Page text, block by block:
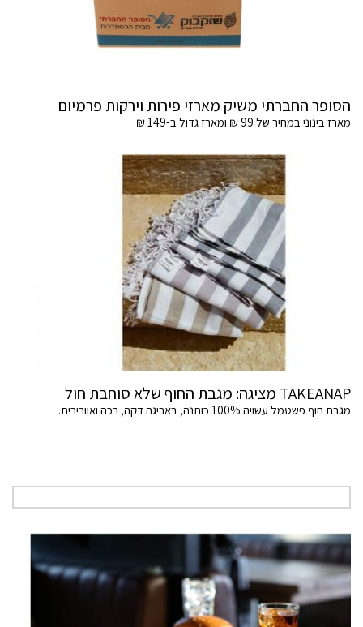
הסופר החברתי משיק מארזי פירות וירקות פרמיום
מארז בינוני במחיר של 99 ₪ ומארז גדול ב-149 ₪.
TAKEANAP מציגה: מגבת החוף שלא סוחבת חול
מגבת חוף פשטמל עשויה 100% כותנה, באריגה דקה, רכה ואוורירית.